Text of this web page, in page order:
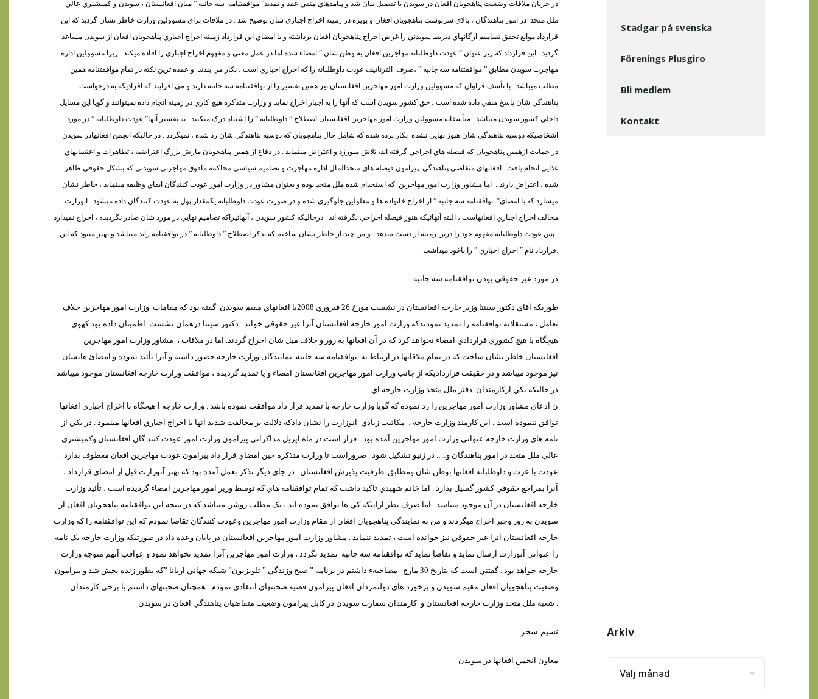
در جريان ملاقات وضعيت پناهجويان افغان در سويدن با تفصيل بيان شد و پيامدهاي منفي عقد و تمديد” موافقتنامه سه جانبه ” ميان افغانستان ، سويدن و کميشنري عالي
ملل متحد در امور پناهندگان ، بالاي سرنوشت پناهجويان افغان و بويژه در زمينه اخراج اجباري شان توضيح شد . در ملاقات براي مسوولين وزارت خاطر نشان گرديد که اين
قرارداد موانع تحقق تصاميم ارگانهاي ذيربط سويدني را غرض اخراج پناهجويان افغان برداشته و با امضاي اين قرارداد زمينه اخراج اجباري پناهجويان افغان از سويدن مساعد
گرديد . اين قرارداد که زير عنوان ” عودت داوطلبانه مهاجرين افغان به وطن شان ” امضاء شده اما در عمل معني و مفهوم اخراج اجباري را افاده ميکند . زيرا مسوولين اداره
مهاجرت سويدن مطابق ” موافقتنامه سه جانبه ” ،صرف
الترناتيف عودت داوطلبانه را که اخراج اجباري است ، بکار مي بندند. و عمده ترين نکته در تمام موافقتنامه همين
مطلب ميباشد . با تأسف فراوان که مسوولين وزارت امور مهاجرين افغانستان نيز همين تفسير را از توافقتنامه سه جانبه دارند و مي افزايند که افراديکه به درخواست
پناهندگي شان پاسخ منفي داده شده است ، حق کشور سويدن است که آنها را به اجبار اخراج نمايد و وزارت متذکره هيچ کاري در زمينه انجام داده نميتوانند و گويا اين مسايل
داخلي کشور سويدن ميباشد . متأسفانه مسوولين وزارت امور مهاجرين افغانستان اصطلاح ” داوطلبانه ” را اشتباه درک ميکنند . به تفسير آنها” عودت داوطلبانه ” در مورد
اشخاصيکه دوسيه پناهندگي شان هنوز نهايي نشده بکار برده شده که شامل حال پناهجويان که دوسيه پناهندگي شان رد شده ، نميگردد . در حاليکه انجمن افغانهادر سويدن
در حمايت ازهمين پناهجويان که فيصله هاي اخراجي گرفته اند، تلاش ميورزد و اعتراض مينمايد . در دفاع از همين پناهجويان مارش بزرگ اعتراضيه ، تظاهرات و اعتصابهاي
غذايي انجام يافت . افغانهاي متقاضي پناهندگي پيرامون فيصله هاي متحدالمال اداره مهاجرت و تصاميم سياسي محاکمه مافوق مهاجرتي سويدني که بشکل حقوقي ظاهر
شده ، اعتراض دارند .
اما مشاور وزارت امور مهاجرين که استخدام شده ملل متحد بوده و بعنوان مشاور در وزارت امور عودت کنندگان ايفاي وظيفه مينمايد ، خاطر نشان
ميسازد که با امضاي” توافقنامه سه جانبه ” از اخراج خانواده ها و معلولين جلوگيري شده و در صورت عودت داوطلبانه يکمقدار پول به عودت کنندگان داده ميشود . آنوزارت
مخالف اخراج اجباري افغانهاست ، البته آنهائيکه هنوز فيصله اخراجي نگرفته اند . درحاليکه کشور سويدن ، آنهائيراکه تصاميم نهايي در مورد شان صادر نگرديده ، اخراج نميدارد
. پس عودت داوطلبانه مفهوم خود را درين زمينه از دست ميدهد . و من چندبار خاطر نشان ساختم که تذکر اصطلاح ” داوطلبانه ” در توافقنامه زايد ميباشد و بهتر ميبود که اين
قرارداد نام ” اخراج اجباري ” را باخود ميداشت.
در مورد غير حقوقي بودن توافقنامه سه جانبه
طوريکه آقاي دکتور سپنتا وزير خارجه افغانستان در نشست مورخ 26 فبروري 2008با افغانهاي مقيم سويدن گفته بود که مقامات وزارت امور مهاجرين خلاف
تعامل ، مستقلانه توافقنامه را تمديد نمودندکه وزارت امور خارجه افغانستان آنرا غير حقوقي خواند . دکتور سپنتا درهمان نشست اطمينان داده بود کهوي
هيچگاه با هيچ کشوري قراردادي امضاء نخواهد کرد که در آن افغانها به زور و خلاف ميل شان اخراج گردند. اما در ملاقات ، مشاور وزارت امور مهاجرين
افغانستان خاطر نشان ساخت که در تمام ملاقاتها در ارتباط به توافقنامه سه جانبه نمايندگان وزارت خارجه حضور داشته و آنرا تأئيد نموده و امضائ هايشان
نيز موجود ميباشد و در حقيقت قرارداديکه از جانب وزارت امور مهاجرين افغانستان امضاء و يا تمديد گرديده ، موافقت وزارت خارجه افغانستان موجود ميباشد .
در حاليکه يکي ازکارمندان دفتر ملل متحد وزارت خارجه اي
ن ادعاي مشاور وزارت امور مهاجرين را رد نموده که گويا وزارت خارجه با تمديد قرار داد موافقت نموده باشد . وزارت خارجه ا هيچگاه با اخراج اجباري افغانها
توافق ننموده است . اين کارمند وزارت خارجه ، مکاتيب زيادي آنوزارت را نشان دادکه دلالت بر مخالفت شديد آنها با اخراج اجباري افغانها مينمود . در يکي از
نامه هاي وزارت خارجه عنواني وزارت امور مهاجرين آمده بود : قرار است در ماه اپريل مذاکراتي پيرامون وزارت امور عودت کنند گان افغانستان وکميشنري
عالي ملل متحد در امور پناهندگان و…. در ژنيو تشکيل شود . ضروراست تا وزارت متذکره حين امضاي قرار داد پيرامون عودت مهاجرين افغان معطوف بدارد .
عودت با عزت و داوطلبانه افغانها بوطن شان ومطابق ظرفيت پذيرش افغانستان . در جاي ديگر تذکر بعمل آمده بود که بهتر آنوزارت قبل از امضاي قرارداد ،
آنرا بمراجع حقوقي کشور گسيل بدارد . اما خانم شهيدي تاکيد داشت که تمام توافقنامه هاي که توسط وزير امور مهاجرين امضاء گرديده است ، تأئيد وزارت
خارجه افغانستان در آن موجود ميباشد . اما صرف نظر ازاينکه کي ها توافق نموده اند ، يک مطلب روشن ميباشد که در نتيجه اين توافقنامه پناهجويان افغان از
سويدن به زور وجبر اخراج ميگردند و من به نمايندگي پناهجويان افغان از مقام وزارت امور مهاجرين وعودت کنندگان تقاضا نمودم که اين توافقنامه را که وزارت
خارجه افغانستان آنرا غير حقوقي نيز خوانده است ، تمديد ننمايد . مشاور وزارت امور مهاجرين افغانستان در پايان وعده داد در صورتيکه وزارت خارجه يک نامه
را عنواني آنوزارت ارسال نمايد و تقاضا نمايد که توافقنامه سه جانبه تمديد نگردد ، وزارت امور مهاجرين آنرا تمديد نخواهد نمود و عواقب آنهم متوجه وزارت
خارجه خواهد بود .گفتني است که بتاريخ 30 مارچ
مصاحبهء داشتم در برنامه ” صبح وزندگي ” تلويزيون” شبکه جهاني آريانا ”که بطور زنده پخش شد و پيرامون
وضعيت پناهجويان افغان مقيم سويدن و برخورد هاي دولتمردان افغان پيرامون قضيه صحبتهاي انتقادي نمودم . همچنان صحبتهاي داشتم با برخي کارمندان
شعبه ملل متحد وزارت خارجه افغانستان و کارمندان سفارت سويدن در کابل پيرامون وضعيت متقاضيان پناهندگي افغان در سويدن .
نسيم سحر
معاون انجمن افغانها در سويدن
Stadgar på svenska
Förenings Plusgiro
Bli medlem
Kontakt
Arkiv